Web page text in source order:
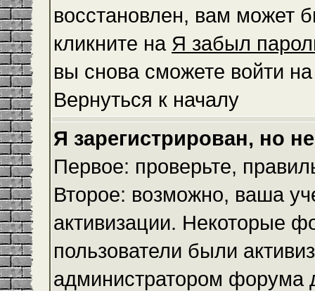
восстановлен, вам может
кликните на Я забыл
вы снова сможете войти
Вернуться к началу
Я зарегистрирован, но
Первое: проверьте,
Второе: возможно, ваша
активизации. Некоторые
пользователи были
администратором форума